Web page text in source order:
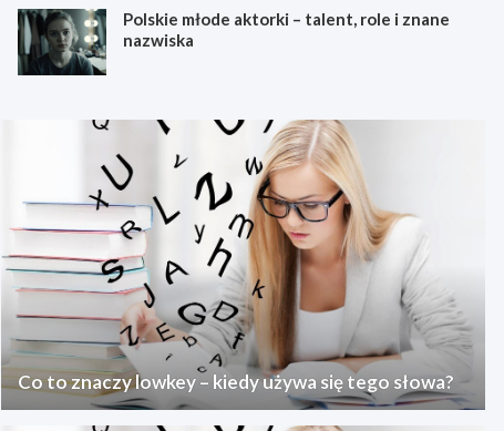
Polskie młode aktorki – talent, role i znane
nazwiska
Co to znaczy lowkey – kiedy używa się tego słowa?